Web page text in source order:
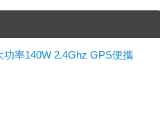
率140W 2.4Ghz GPS便攜